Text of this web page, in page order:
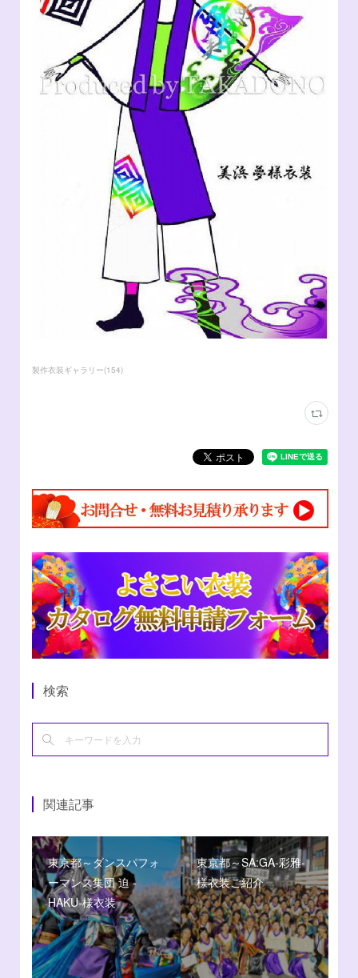
製作衣装ギャラリー(154)
検索
関連記事
東京都～ダンスパフォ
ーマンス集団 迫 -
HAKU-様衣装
東京都～SA:GA-彩雅-
様衣装ご紹介